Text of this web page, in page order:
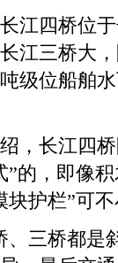
四桥位于
江三桥大
级位船舶
长江四桥
”的，即像
块护栏”可
桥都是斜